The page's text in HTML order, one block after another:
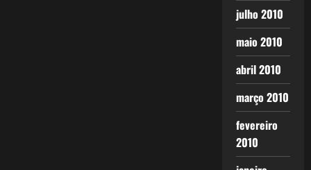
julho 2010
maio 2010
abril 2010
março 2010
fevereiro
2010